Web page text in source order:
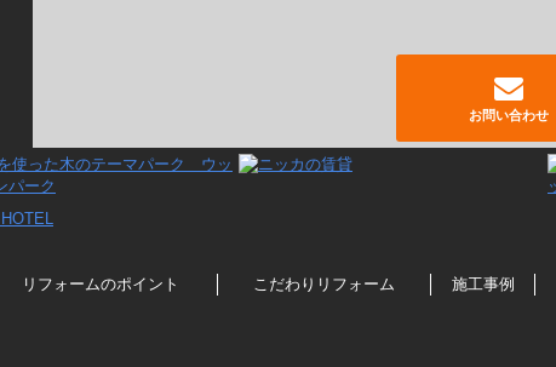
お問い合わせ
リフォームのポイント こだわりリフォーム 施工事例